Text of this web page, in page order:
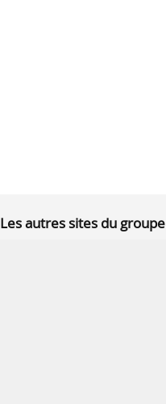
Les autres sites du groupe